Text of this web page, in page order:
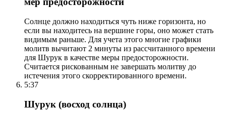
Солнце должно находиться чуть ниже горизонта, но
если вы находитесь на вершине горы, оно может стать
видимым раньше. Для учета этого многие графики
молитв вычитают 2 минуты из рассчитанного времени
для Шурук в качестве меры предосторожности.
Считается рискованным не завершать молитву до
истечения этого скорректированного времени.
5:37
Шурук (восход солнца)